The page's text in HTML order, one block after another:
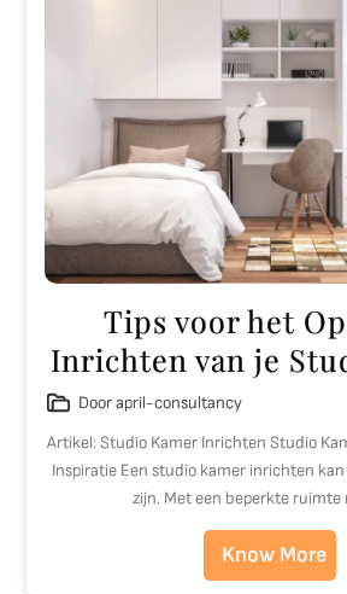
Tips voor het
Inrichten van je
Door april-consultancy
Artikel: Studio Kamer Inrichten Studio
Inspiratie Een studio kamer inrichten
zijn. Met een beperkte ruimte
Know More